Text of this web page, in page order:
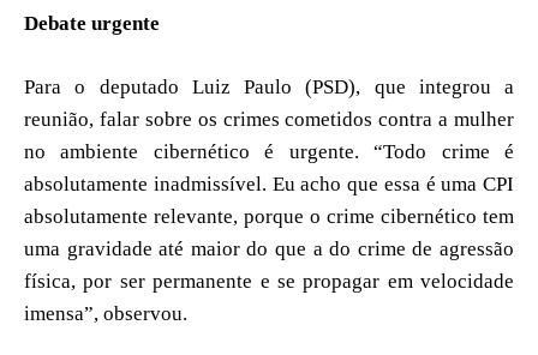
Debate urgente
Para o deputado Luiz Paulo (PSD), que integrou a
reunião, falar sobre os crimes cometidos contra a mulher
no ambiente cibernético é urgente. “Todo crime é
absolutamente inadmissível. Eu acho que essa é uma CPI
absolutamente relevante, porque o crime cibernético tem
uma gravidade até maior do que a do crime de agressão
física, por ser permanente e se propagar em velocidade
imensa”, observou.